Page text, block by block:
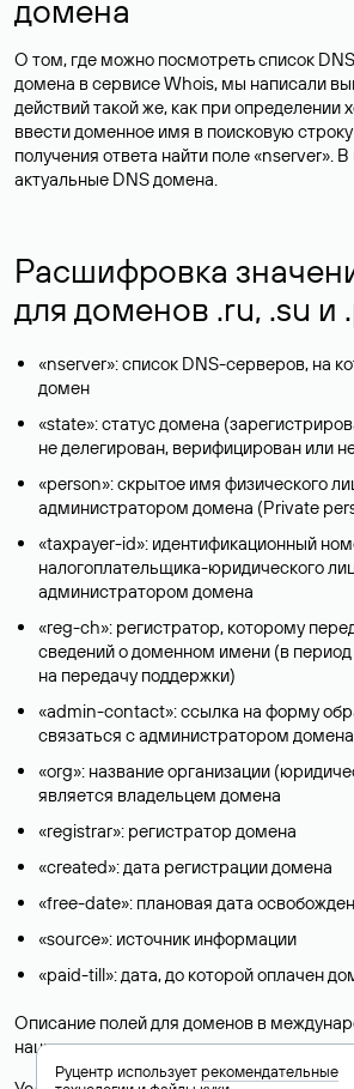
домена
О том, где можно посмотреть список
домена в сервисе Whois, мы написали
действий такой же, как при определении
ввести доменное имя в поисковую
получения ответа найти поле «nserver».
актуальные DNS домена.
Расшифровка
для доменов .ru, .su и
«nserver»: список DNS-серверов, на
домен
«state»: статус домена
не делегирован, верифицирован или
«person»: скрытое имя физического
администратором домена (Privatе
«taxpayer-id»: идентификационный
налогоплательщика-юридического
администратором домена
«reg-ch»: регистратор, которому
сведений о доменном имени (в
на передачу поддержки)
«admin-contact»: ссылка на форму
связаться с администратором домена
«org»: название организации
является владельцем домена
«registrar»: регистратор домена
«created»: дата регистрации домена
«free-date»: плановая дата
«source»: источник информации
«paid-till»: дата, до которой оплачен
Описание полей для доменов в
национальных доменах представлены в
Руцентр используетрекомендательные